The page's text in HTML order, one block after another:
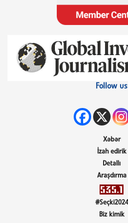
Follow us
Xəbər
İzah edirik
Detallı
Araşdırma
#Seçki2024
Biz kimik